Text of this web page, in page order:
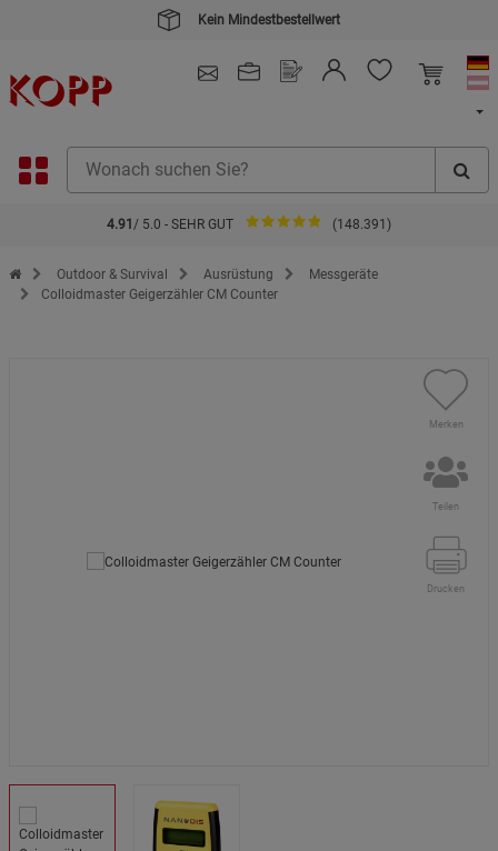
4.91 / 5.0 - SEHR GUT (148.391)
Zur Startseite des Kopp Verlag Online-Shop
Outdoor & Survival Ausrüstung
Messgeräte
Colloidmaster Geigerzähler CM Counter
Merken
Teilen
Drucken